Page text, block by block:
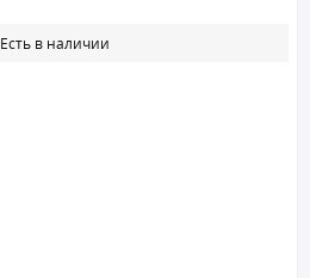
Есть в наличии